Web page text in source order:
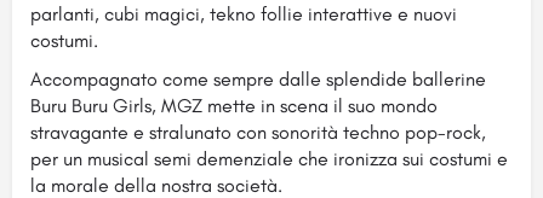
parlanti, cubi magici, tekno follie interattive e nuovi
costumi.
Accompagnato come sempre dalle splendide ballerine
Buru Buru Girls, MGZ mette in scena il suo mondo
stravagante e stralunato con sonorità techno pop-rock,
per un musical semi demenziale che ironizza sui costumi e
la morale della nostra società.